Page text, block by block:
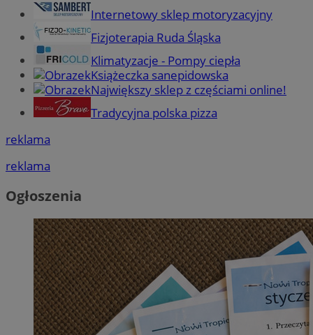
Internetowy sklep motoryzacyjny
Fizjoterapia Ruda Śląska
Klimatyzacje - Pompy ciepła
Książeczka sanepidowska
Największy sklep z częściami online!
Tradycyjna polska pizza
reklama
reklama
Ogłoszenia